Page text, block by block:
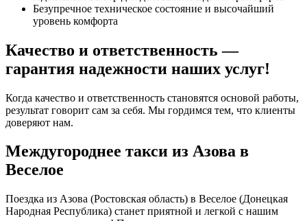
Безупречное техническое состояние и высочайший
уровень комфорта
Качество и ответственность —
гарантия надежности наших услуг!
Когда качество и ответственность становятся основой работы,
результат говорит сам за себя. Мы гордимся тем, что клиенты
доверяют нам.
Междугороднее такси из Азова в
Веселое
Поездка из Азова (Ростовская область) в Веселое (Донецкая
Народная Республика) станет приятной и легкой с нашим